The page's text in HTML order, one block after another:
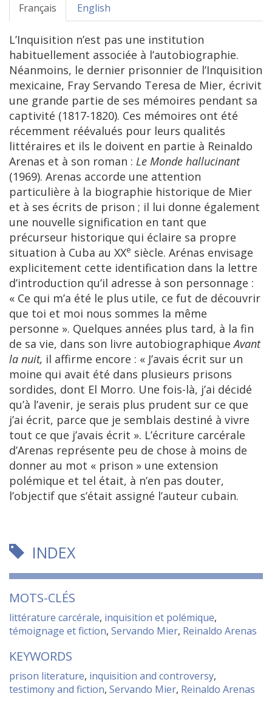
Français English
L’Inquisition n’est pas une institution
habituellement associée à l’autobiographie.
Néanmoins, le dernier prisonnier de l’Inquisition
mexicaine, Fray Servando Teresa de Mier, écrivit
une grande partie de ses mémoires pendant sa
captivité (1817-1820). Ces mémoires ont été
récemment réévalués pour leurs qualités
littéraires et ils le doivent en partie à Reinaldo
Arenas et à son roman : Le Monde hallucinant
(1969). Arenas accorde une attention
particulière à la biographie historique de Mier
et à ses écrits de prison ; il lui donne également
une nouvelle signification en tant que
précurseur historique qui éclaire sa propre
situation à Cuba au XXe siècle. Arénas envisage
explicitement cette identification dans la lettre
d’introduction qu’il adresse à son personnage :
« Ce qui m’a été le plus utile, ce fut de découvrir
que toi et moi nous sommes la même
personne ». Quelques années plus tard, à la fin
de sa vie, dans son livre autobiographiqueAvant
la nuit, il affirme encore : « J’avais écrit sur un
moine qui avait été dans plusieurs prisons
sordides, dont El Morro. Une fois-là, j’ai décidé
qu’à l’avenir, je serais plus prudent sur ce que
j’ai écrit, parce que je semblais destiné à vivre
tout ce que j’avais écrit ». L’écriture carcérale
d’Arenas représente peu de chose à moins de
donner au mot « prison » une extension
polémique et tel était, à n’en pas douter,
l’objectif que s’était assigné l’auteur cubain.
INDEX
MOTS-CLÉS
littérature carcérale, inquisition et polémique,
témoignage et fiction, Servando Mier, Reinaldo Arenas
KEYWORDS
prison literature, inquisition and controversy,
testimony and fiction, Servando Mier, Reinaldo Arenas